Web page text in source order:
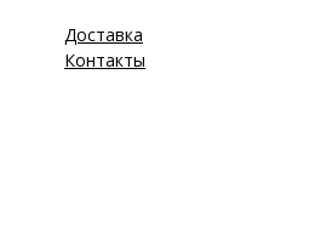
Доставка
Контакты